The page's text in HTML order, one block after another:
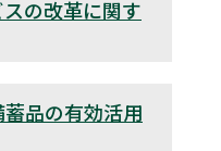
の改革に関す
品の有効活用